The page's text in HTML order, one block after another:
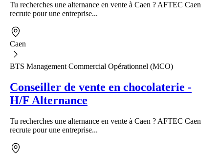
Tu recherches une alternance en vente à Caen ? AFTEC Caen
recrute pour une entreprise...
Caen
BTS Management Commercial Opérationnel (MCO)
Conseiller de vente en chocolaterie -
H/F Alternance
Tu recherches une alternance en vente à Caen ? AFTEC Caen
recrute pour une entreprise...